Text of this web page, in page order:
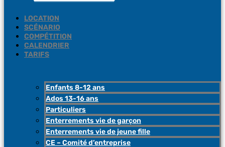
LOCATION
SCÉNARIO
COMPÉTITION
CALENDRIER
TARIFS
Enfants 8-12 ans
Ados 13-16 ans
Particuliers
Enterrements vie de garçon
Enterrements vie de jeune fille
CE – Comité d’entreprise